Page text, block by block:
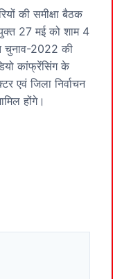
की समीक्षा बैठक
27 मई को शाम 4
चुनाव-2022 की
कांफ्रेंसिंग के
एवं जिला निर्वाचन
होंगे।